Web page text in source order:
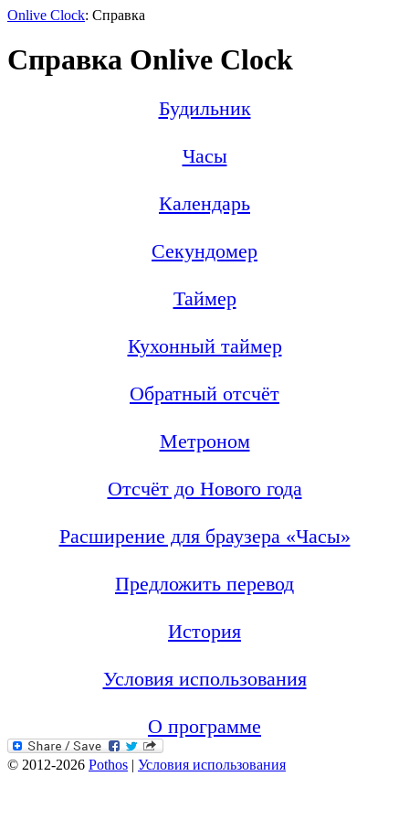
Onlive Clock: Справка
Справка Onlive Clock
Будильник
Часы
Календарь
Секундомер
Таймер
Кухонный таймер
Обратный отсчёт
Метроном
Отсчёт до Нового года
Расширение для браузера «Часы»
Предложить перевод
История
Условия использования
О программе
© 2012-2026 Pothos | Условия использования